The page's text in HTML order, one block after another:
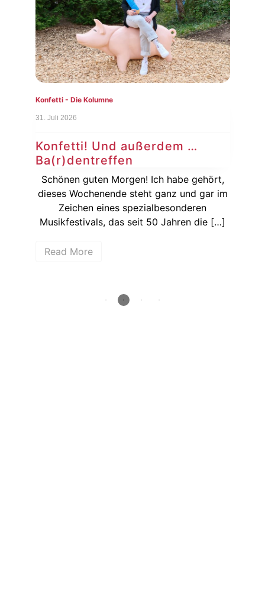
Konfetti - Die Kolumne
31. Juli 2026
Konfetti! Und außerdem …
Ba(r)dentreffen
Schönen guten Morgen! Ich habe gehört,
dieses Wochenende steht ganz und gar im
Zeichen eines spezialbesonderen
Musikfestivals, das seit 50 Jahren die […]
Read More